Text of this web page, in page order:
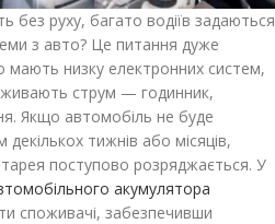
без руху, багато водіїв задаються
з авто? Це питання дуже
мають низку електронних систем,
струм — годинник,
Якщо автомобіль не буде
тижнів або місяців,
поступово розряджається. У
акумулятора
споживачі, забезпечивши